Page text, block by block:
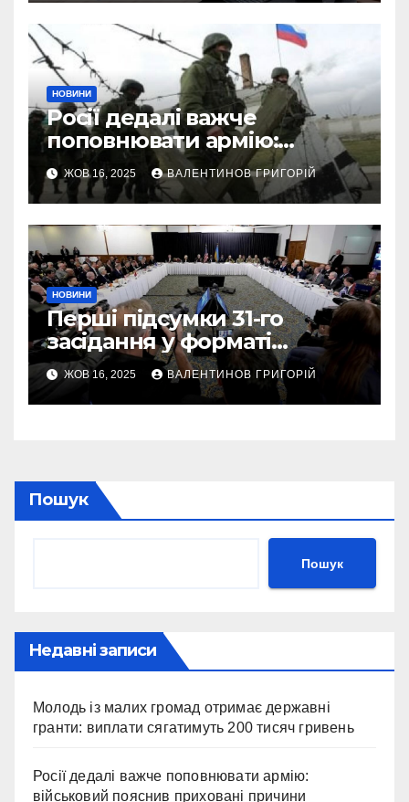
НОВИНИ
Росії дедалі важче
поповнювати армію:
військовий пояснив
приховані причини
ЖОВ 16, 2025 ВАЛЕНТИНОВ ГРИГОРІЙ
НОВИНИ
Перші підсумки 31-го
засідання у форматі
“Рамштайн”: що
домовилися союзники
України
ЖОВ 16, 2025 ВАЛЕНТИНОВ ГРИГОРІЙ
Пошук
Пошук
Недавні записи
Молодь із малих громад отримає державні
гранти: виплати сягатимуть 200 тисяч гривень
Росії дедалі важче поповнювати армію:
військовий пояснив приховані причини